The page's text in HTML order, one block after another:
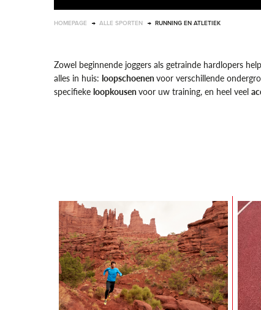
HOMEPAGE ALLE SPORTEN RUNNING EN ATLETIEK
Zowel beginnende joggers als getrainde hardlopers
alles in huis: loopschoenenvoor verschillende
specifieke loopkousenvoor uw training, en heel veel